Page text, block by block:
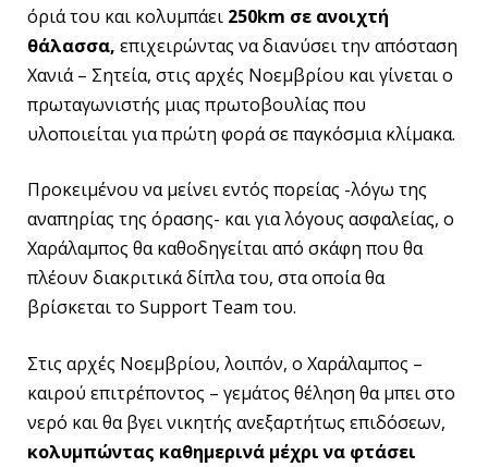
όριά του και κολυμπάει 250km σε ανοιχτή
θάλασσα, επιχειρώντας να διανύσει την απόσταση
Χανιά – Σητεία, στις αρχές Νοεμβρίου και γίνεται ο
πρωταγωνιστής μιας πρωτοβουλίας που
υλοποιείται για πρώτη φορά σε παγκόσμια κλίμακα.
Προκειμένου να μείνει εντός πορείας -λόγω της
αναπηρίας της όρασης- και για λόγους ασφαλείας, ο
Χαράλαμπος θα καθοδηγείται από σκάφη που θα
πλέουν διακριτικά δίπλα του, στα οποία θα
βρίσκεται το Support Team του.
Στις αρχές Νοεμβρίου, λοιπόν, ο Χαράλαμπος –
καιρού επιτρέποντος – γεμάτος θέληση θα μπει στο
νερό και θα βγει νικητής ανεξαρτήτως επιδόσεων,
κολυμπώντας καθημερινά μέχρι να φτάσει